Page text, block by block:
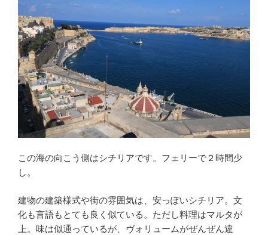
この海の向こう側はシチリアです。フェリーで２時間少
し。
建物の建築様式や街の雰囲気は、安っぽいシチリア。文
化も言語もとても良く似ている。ただし料理はマルタが
上。味は似通っているが、ヴォリュームがぜんぜん違